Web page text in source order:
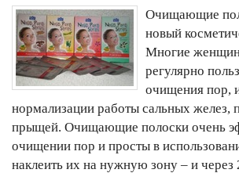
Очищающие
новый
Многие
регулярно
очищения пор,
нормализации работы сальных желез,
прыщей. Очищающие полоски очень
очищении пор и просты в
наклеить их на нужную зону – и